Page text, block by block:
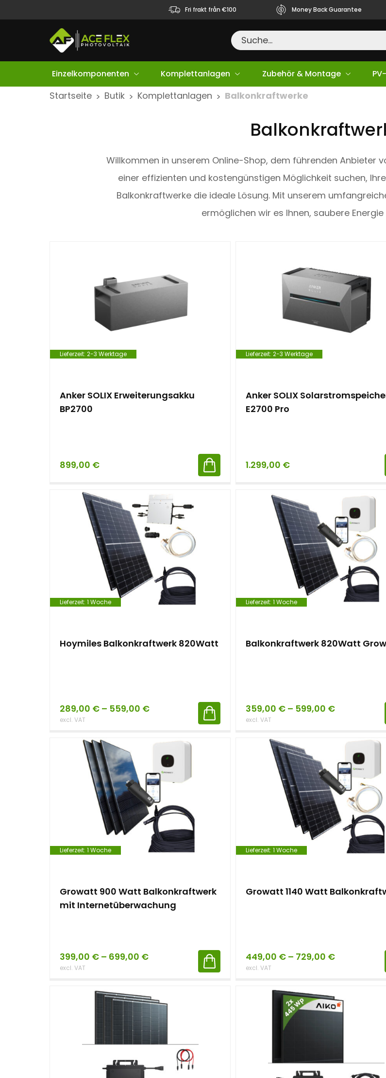
Fri frakt från €100 Money Back Guarantee
Einzelkomponenten Komplettanlagen Zubehör & Montage
Startseite > Butik > Komplettanlagen > Balkonkraftwerke
Willkommen in unserem Online-Shop, dem führenden Anbieter
einer effizienten und kostengünstigen Möglichkeit suchen,
Balkonkraftwerke die ideale Lösung. Mit unserem
ermöglichen wir es Ihnen, saubere
Lieferzeit: 2-3 Werktage
Anker SOLIX Erweiterungsakku
BP2700
899,00 €
Lieferzeit:2-3 Werktage
Anker SOLIX
E2700 Pro
1.299,00 €
Lieferzeit: 1 Woche
Hoymiles Balkonkraftwerk 820Watt
289,00 € – 559,00 €
excl. VAT
Lieferzeit:1 Woche
Balkonkraftwerk 820Watt
359,00 € – 599,00 €
excl. VAT
Lieferzeit: 1 Woche
Growatt 900 Watt Balkonkraftwerk
mit Internetüberwachung
399,00 € – 699,00 €
excl. VAT
Lieferzeit:1 Woche
Growatt 1140 Watt
449,00 € – 729,00 €
excl. VAT